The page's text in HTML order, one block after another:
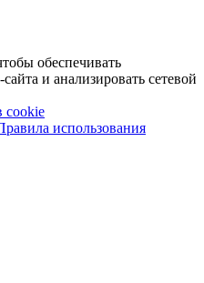
обеспечивать
и анализировать сетевой
cookie
использования